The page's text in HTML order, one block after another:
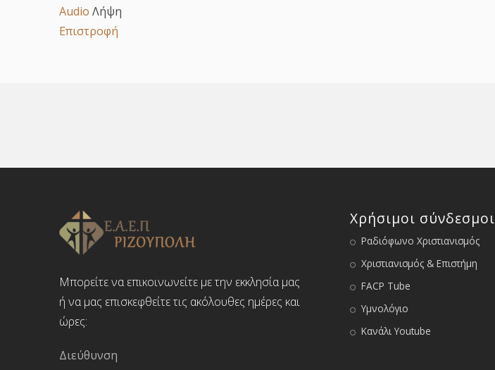
Audio Λήψη
Επιστροφή
Μπορείτε να επικοινωνείτε με την εκκλησία μας
ή να μας επισκεφθείτε τις ακόλουθες ημέρες και
ώρες:
Διεύθυνση
Χρήσιμοι σύνδεσμοι
Ραδιόφωνο Χριστιανισμός
Χριστιανισμός & Επιστήμη
FACP Tube
Υμνολόγιο
Κανάλι Youtube